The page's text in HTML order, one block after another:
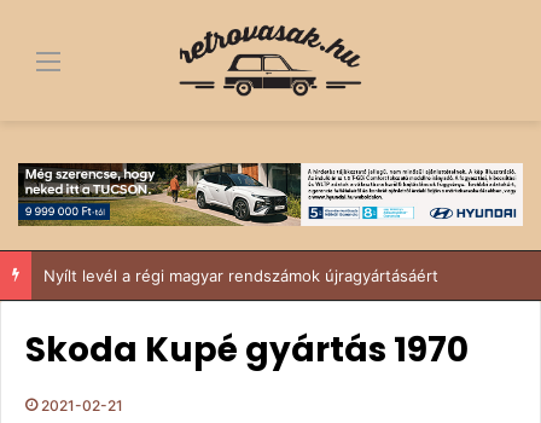
Menü
Nyílt levél a régi magyar rendszámok újragyártásáért
Skoda Kupé gyártás 1970
2021-02-21